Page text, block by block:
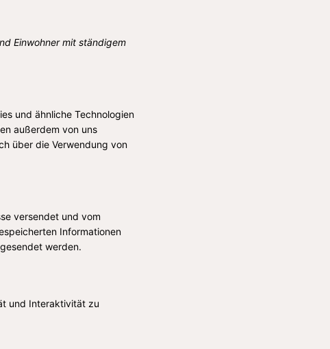
Einwohner mit ständigem
und ähnliche Technologien
außerdem von uns
über die Verwendung von
versendet und vom
Informationen
werden.
und Interaktivität zu